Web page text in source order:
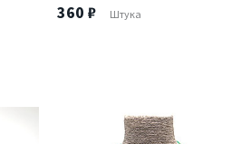
360 ₽ Штука